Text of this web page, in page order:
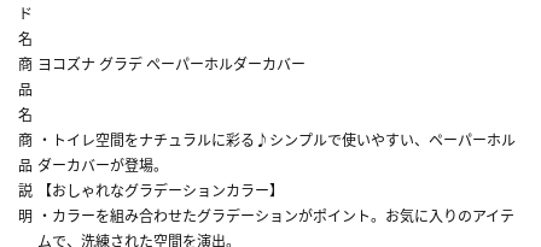
ド
名
商
品
名
ヨコズナ グラデ ペーパーホルダーカバー
商
品
説
明
・トイレ空間をナチュラルに彩る♪シンプルで使いやすい、ペーパーホル
ダーカバーが登場。
【おしゃれなグラデーションカラー】
・カラーを組み合わせたグラデーションがポイント。お気に入りのアイテ
ムで、洗練された空間を演出。